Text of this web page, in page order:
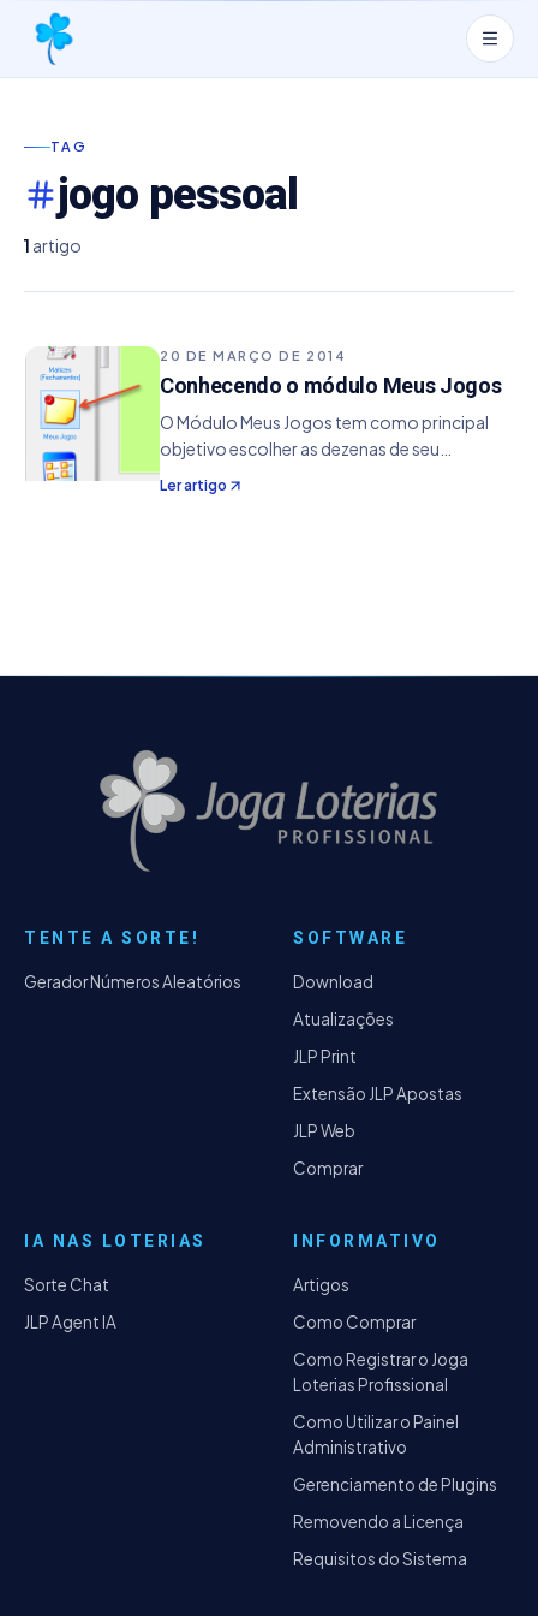
TAG
jogo pessoal
1 artigo
20 DE MARÇO DE 2014
Conhecendo o módulo Meus Jogos
O Módulo Meus Jogos tem como principal
objetivo escolher as dezenas de seu
interesse de um jogo relacionado, sem
depender de qualquer método de geração
Ler artigo
TENTE A SORTE!
Gerador Números Aleatórios
SOFTWARE
Download
Atualizações
JLP Print
Extensão JLP Apostas
JLP Web
Comprar
IA NAS LOTERIAS
Sorte Chat
JLP Agent IA
INFORMATIVO
Artigos
Como Comprar
Como Registrar o Joga
Loterias Profissional
Como Utilizar o Painel
Administrativo
Gerenciamento de Plugins
Removendo a Licença
Requisitos do Sistema